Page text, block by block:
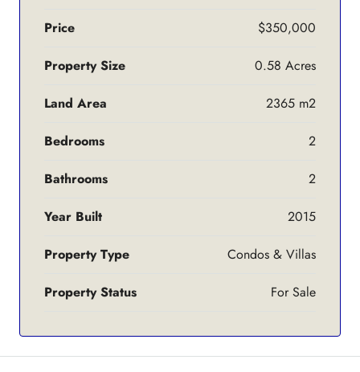
Price $350,000
Property Size 0.58 Acres
Land Area 2365 m2
Bedrooms 2
Bathrooms 2
Year Built 2015
Property Type Condos & Villas
Property Status For Sale